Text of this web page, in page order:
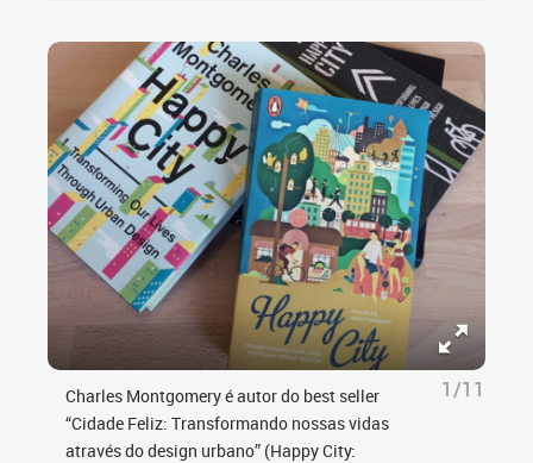
Charles Montgomery é autor do best seller
“Cidade Feliz: Transformando nossas vidas
através do design urbano” (Happy City:
1/11